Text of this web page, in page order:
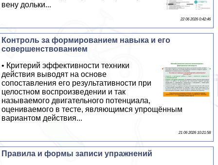
вену дольки...
22 06 2026 0:42:46
Контроль за формированием навыка и его
совершенствованием
• Критерий эффективности техники
действия выводят на основе
сопоставления его результативности при
целостном воспроизведении и так
называемого двигательного потенциала,
оцениваемого в тесте, являющимся упрощённым
вариантом действия...
21 06 2026 10:21:58
Правила и формы записи упражнений